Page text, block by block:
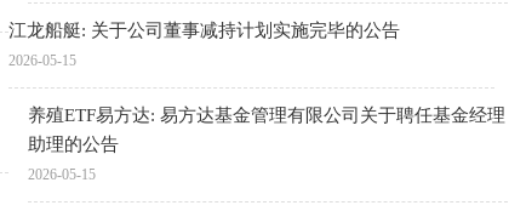
江龙船艇: 关于公司董事减持计划实施完毕的公告
2026-05-15
养殖ETF易方达: 易方达基金管理有限公司关于聘任基金经理
助理的公告
2026-05-15